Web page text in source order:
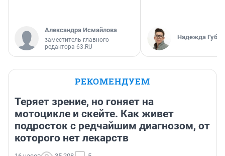
Александра Исмайлова
заместитель главного
редактора 63.RU
Надежда
РЕКОМЕНДУЕМ
Теряет зрение, но гоняет на
мотоцикле и скейте. Как живет
подросток с редчайшим диагнозом, от
которого нет лекарств